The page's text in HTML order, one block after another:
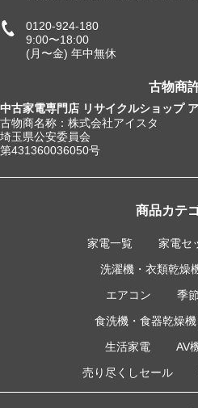
0120-924-180
9:00〜18:00
(月〜金) 年中無休
古物商
中古家電専門店 リサイクルショップ
古物商名称：株式会社アイスタ
埼玉県公安委員会
第431360036050号
商品カテ
家電一覧 家電セ
洗濯機・衣類乾燥
エアコン
季
食洗機・食器乾燥機
生活家電
AV
売り尽くしセール